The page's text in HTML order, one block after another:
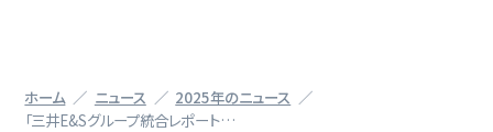
ホーム ニュース
2025年のニュース
「三井E&Sグループ統合レポート…